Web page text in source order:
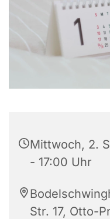
Mittwoch, 2.
- 17:00 Uhr
Str. 17, Otto-